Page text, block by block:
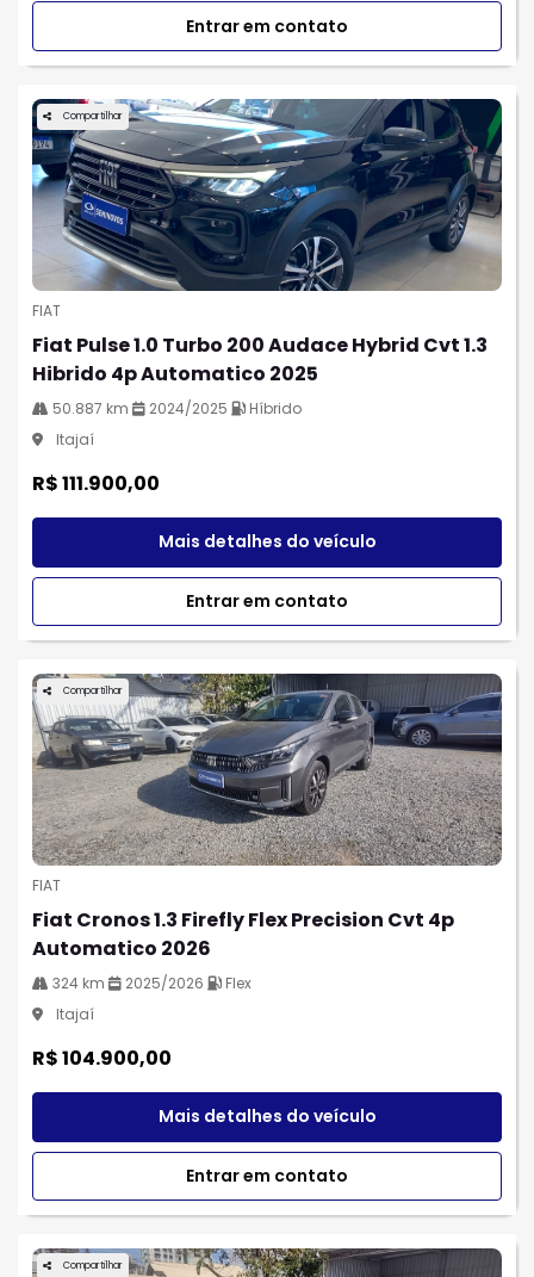
Entrar em contato
Compartilhar
FIAT
Fiat Pulse 1.0 Turbo 200 Audace Hybrid Cvt 1.3
Hibrido 4p Automatico 2025
50.887 km 2024/2025
Híbrido
Itajaí
R$ 111.900,00
Mais detalhes do veículo
Entrar em contato
Compartilhar
FIAT
Fiat Cronos 1.3 Firefly Flex Precision Cvt 4p
Automatico 2026
324 km 2025/2026
Flex
Itajaí
R$ 104.900,00
Mais detalhes do veículo
Entrar em contato
Compartilhar